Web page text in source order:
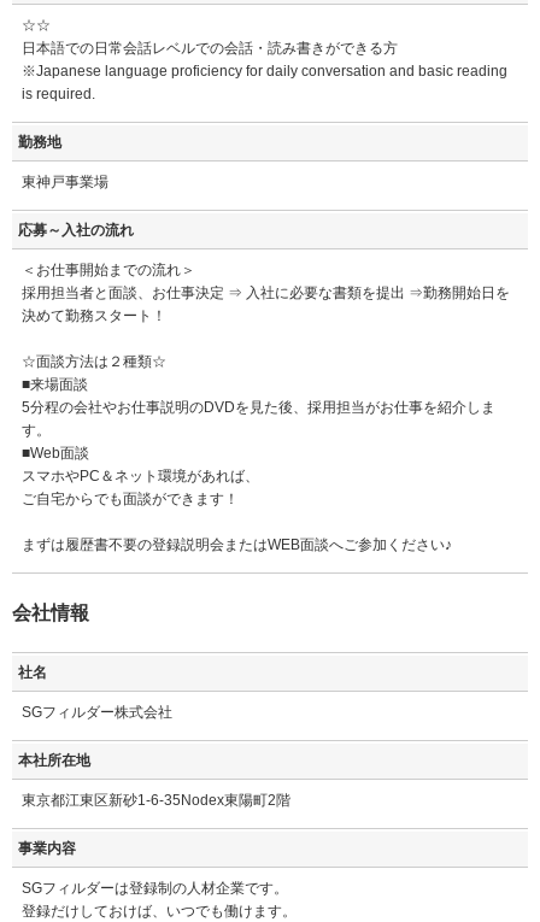
☆☆
日本語での日常会話レベルでの会話・読み書きができる方
※Japanese language proficiency for daily conversation and basic reading
is required.
勤務地
東神戸事業場
応募～入社の流れ
＜お仕事開始までの流れ＞
採用担当者と面談、お仕事決定 ⇒ 入社に必要な書類を提出 ⇒勤務開始日を
決めて勤務スタート！
☆面談方法は２種類☆
■来場面談
5分程の会社やお仕事説明のDVDを見た後、採用担当がお仕事を紹介しま
す。
■Web面談
スマホやPC＆ネット環境があれば、
ご自宅からでも面談ができます！
まずは履歴書不要の登録説明会またはWEB面談へご参加ください♪
会社情報
社名
SGフィルダー株式会社
本社所在地
東京都江東区新砂1-6-35Nodex東陽町2階
事業内容
SGフィルダーは登録制の人材企業です。
登録だけしておけば、いつでも働けます。